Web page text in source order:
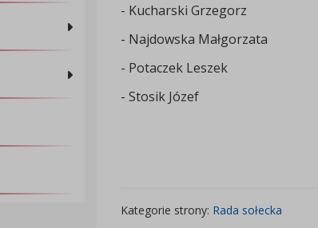
- Kucharski Grzegorz
- Najdowska Małgorzata
- Potaczek Leszek
- Stosik Józef
Kategorie strony: Rada sołecka